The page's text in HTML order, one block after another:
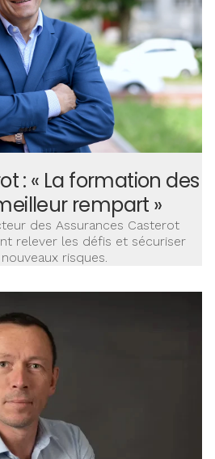
: « La formation des
rempart »
des Assurances Casterot
relever les défis et sécuriser
risques.